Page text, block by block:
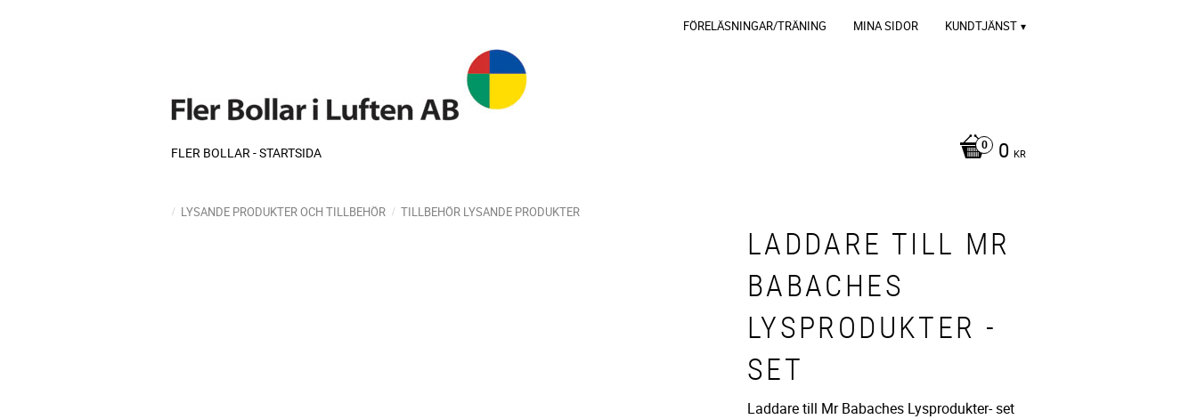
FÖRELÄSNINGAR/TRÄNING MINA SIDOR KUNDTJÄNST
0 KR
FLER BOLLAR - STARTSIDA
LYSANDE PRODUKTER OCH TILLBEHÖR TILLBEHÖR LYSANDE PRODUKTER
LADDARE TILL MR
BABACHES
LYSPRODUKTER -
SET
Laddare till Mr Babaches Lysprodukter- set